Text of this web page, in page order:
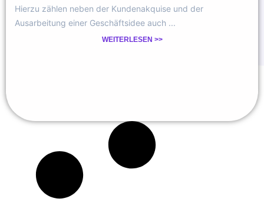
Hierzu zählen neben der Kundenakquise und der
Ausarbeitung einer Geschäftsidee auch ...
WEITERLESEN >>